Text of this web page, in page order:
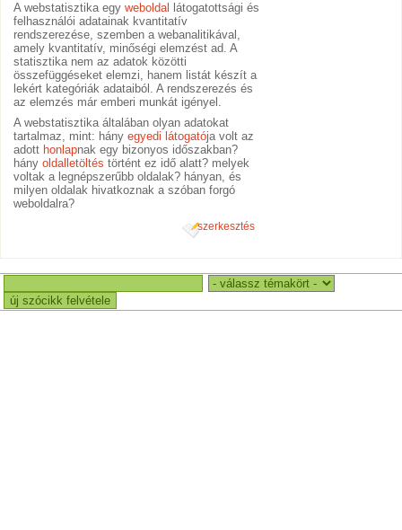
A webstatisztika egyweboldal látogatottsági és
felhasználói adatainak kvantitatív
rendszerezése, szemben a webanalitikával,
amely kvantitatív, minőségi elemzést ad. A
statisztika nem az adatok közötti
összefüggéseket elemzi, hanem listát készít a
lekért kategóriák adataiból. A rendszerezés és
az elemzés már emberi munkát igényel.
A webstatisztika általában olyan adatokat
tartalmaz, mint: hányegyedi látogatója volt az
adott honlapnak egy bizonyos időszakban?
hányoldalletöltés történt ez idő alatt? melyek
voltak a legnépszerűbb oldalak? hányan, és
milyen oldalak hivatkoznak a szóban forgó
weboldalra?
szerkesztés